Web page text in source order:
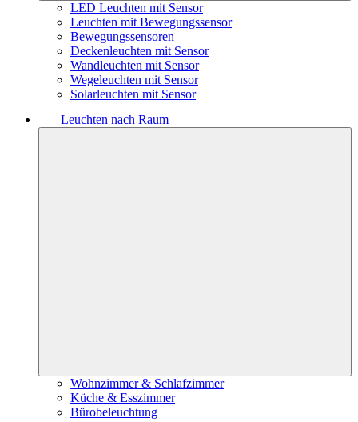
LED Leuchten mit Sensor
Leuchten mit Bewegungssensor
Bewegungssensoren
Deckenleuchten mit Sensor
Wandleuchten mit Sensor
Wegeleuchten mit Sensor
Solarleuchten mit Sensor
Leuchten nach Raum
Wohnzimmer & Schlafzimmer
Küche & Esszimmer
Bürobeleuchtung